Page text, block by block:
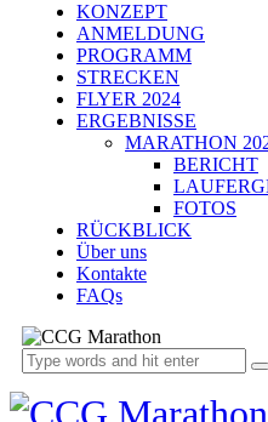
KONZEPT
ANMELDUNG
PROGRAMM
STRECKEN
FLYER 2024
ERGEBNISSE
MARATHON
BERICHT
FOTOS
RÜCKBLICK
Über uns
Kontakte
FAQs